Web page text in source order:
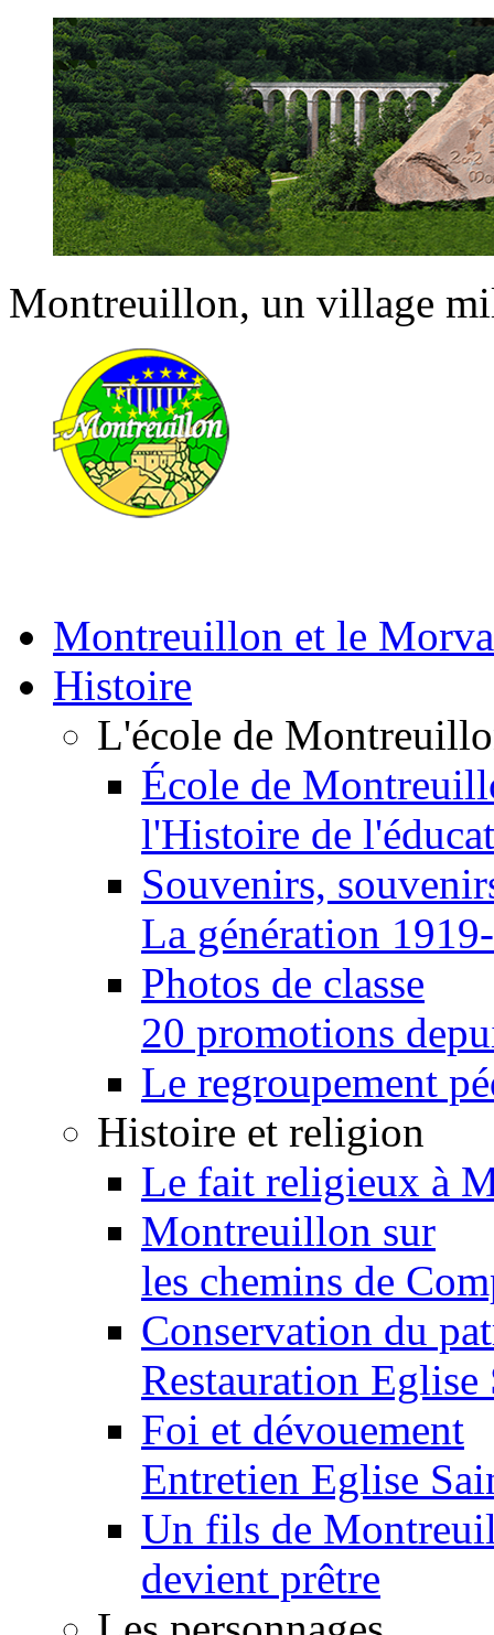
Montreuillon, un village
Montreuillon et le
Histoire
L'école de
École de
l'Histoire de
Souvenirs,
La génération
Photos de classe
20 promotions
Le regroupement
Histoire et religion
Le fait religieux à
Montreuillon sur
les chemins de
Conservation du
Restauration Eglise
Foi et dévouement
Entretien Eglise
Un fils de
devient prêtre